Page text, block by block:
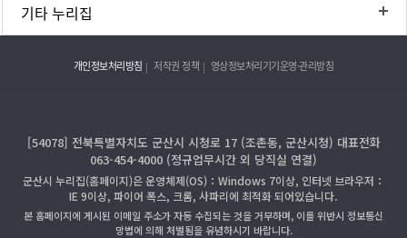
기타 누리집
개인정보처리방침 저작권 정책 영상정보처리기기운영·관리방침
[54078] 전북특별자치도 군산시 시청로 17 (조촌동, 군산시청) 대표전화
063-454-4000 (정규업무시간 외 당직실 연결)
군산시 누리집(홈페이지)은 운영체제(OS)：Windows 7이상, 인터넷 브라우저：
IE 9이상, 파이어 폭스, 크롬, 사파리에 최적화 되어있습니다.
본 홈페이지에 게시된 이메일 주소가 자동 수집되는 것을 거부하며, 이를 위반시 정보통신
망법에 의해 처벌됨을 유념하시기 바랍니다.